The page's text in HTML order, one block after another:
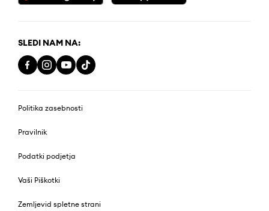
SLEDI NAM NA:
Politika zasebnosti
Pravilnik
Podatki podjetja
Vaši Piškotki
Zemljevid spletne strani